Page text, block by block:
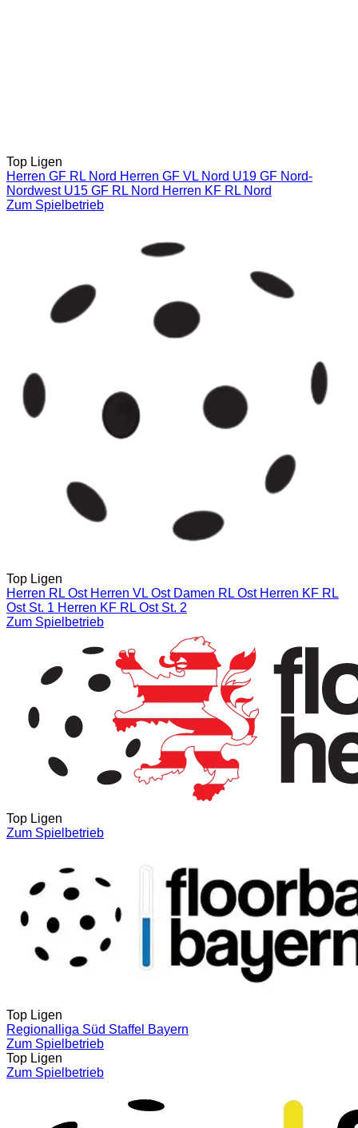
Top Ligen
Herren GF RL Nord Herren GF VL Nord U19 GF Nord-
Nordwest U15 GF RL Nord Herren KF RL Nord
Zum Spielbetrieb
Top Ligen
Herren RL Ost Herren VL Ost Damen RL Ost Herren KF RL
Ost St. 1 Herren KF RL Ost St. 2
Zum Spielbetrieb
Top Ligen
Zum Spielbetrieb
Top Ligen
Regionalliga Süd Staffel Bayern
Zum Spielbetrieb
Top Ligen
Zum Spielbetrieb